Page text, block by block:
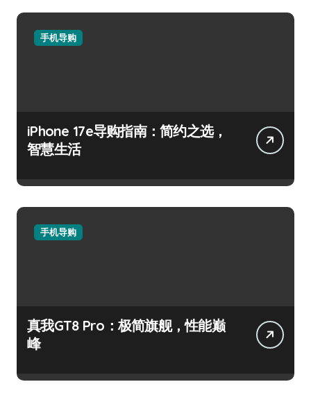
手机导购
iPhone 17e导购指南：简约之选，
智慧生活
手机导购
真我GT8 Pro：极简旗舰，性能巅
峰